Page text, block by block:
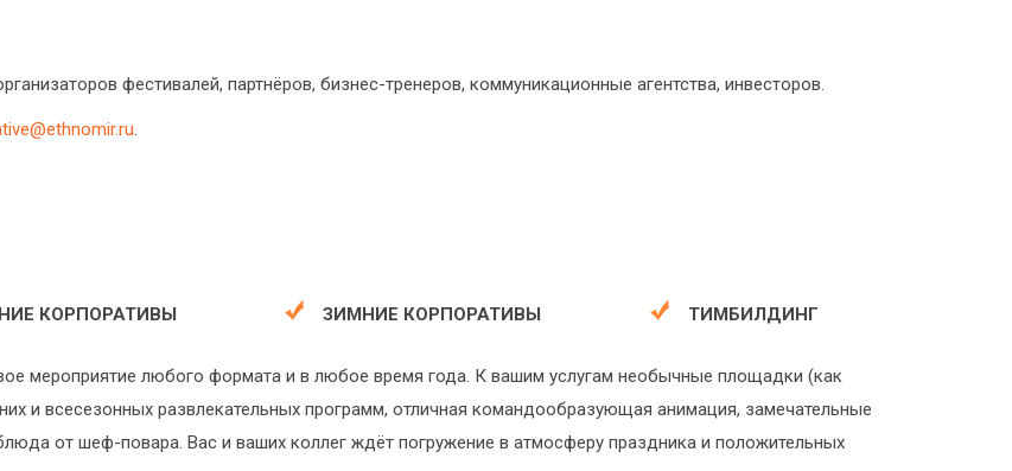
фестивалей, партнёров, бизнес-тренеров, коммуникационные агентства, инвесторов.
.
КОРПОРАТИВЫ ЗИМНИЕ КОРПОРАТИВЫ ТИМБИЛДИНГ
мероприятие любого формата и в любое время года. К вашим услугам необычные площадки (как
и всесезонных развлекательных программ, отличная командообразующая анимация, замечательные
от шеф-повара. Вас и ваших коллег ждёт погружение в атмосферу праздника и положительных